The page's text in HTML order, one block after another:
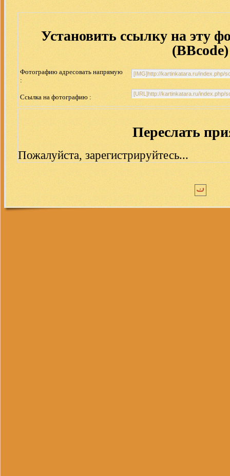
Установить ссылку на эту
(BBcode)
Фотографию адресовать напрямую
:
Ссылка на фотографию :
Переслать
Пожалуйста, зарегистрируйтесь...